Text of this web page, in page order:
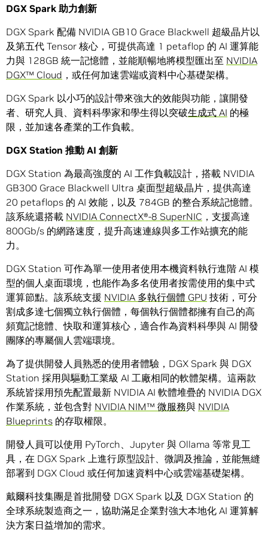
DGX Spark 助力創新
DGX Spark 配備 NVIDIA GB10 Grace Blackwell 超級晶片以
及第五代 Tensor 核心，可提供高達 1 petaflop 的 AI 運算能
力與 128GB 統一記憶體，並能順暢地將模型匯出至 NVIDIA
DGX™ Cloud ，或任何加速雲端或資料中心基礎架構。
DGX Spark 以小巧的設計帶來強大的效能與功能，讓開發
者、研究人員、資料科學家和學生得以突破生成式 AI 的極
限，並加速各產業的工作負載。
DGX Station 推動 AI 創新
DGX Station 為最高強度的 AI 工作負載設計，搭載 NVIDIA
GB300 Grace Blackwell Ultra 桌面型超級晶片，提供高達
20 petaflops 的 AI 效能，以及 784GB 的整合系統記憶體。
該系統還搭載 NVIDIA ConnectX®-8 SuperNIC ，支援高達
800Gb/s 的網路速度，提升高速連線與多工作站擴充的能
力。
DGX Station 可作為單一使用者使用本機資料執行進階 AI 模
型的個人桌面環境，也能作為多名使用者按需使用的集中式
運算節點。該系統支援 NVIDIA 多執行個體 GPU 技術，可分
割成多達七個獨立執行個體，每個執行個體都擁有自己的高
頻寬記憶體、快取和運算核心，適合作為資料科學與 AI 開發
團隊的專屬個人雲端環境。
為了提供開發人員熟悉的使用者體驗，DGX Spark 與 DGX
Station 採用與驅動工業級 AI 工廠相同的軟體架構。這兩款
系統皆採用預先配置最新 NVIDIA AI 軟體堆疊的 NVIDIA DGX
作業系統，並包含對 NVIDIA NIM™ 微服務與 NVIDIA
Blueprints 的存取權限。
開發人員可以使用 PyTorch、Jupyter 與 Ollama 等常見工
具，在 DGX Spark 上進行原型設計、微調及推論，並能無縫
部署到 DGX Cloud 或任何加速資料中心或雲端基礎架構。
戴爾科技集團是首批開發 DGX Spark 以及 DGX Station 的
全球系統製造商之一，協助滿足企業對強大本地化 AI 運算解
決方案日益增加的需求。